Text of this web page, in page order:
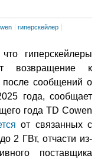
гиперскейлер
гиперскейлеры
возвращение к
после сообщений о
года, сообщает
года TD Cowen
от связанных с
2 ГВт, отчасти из-
поставщика